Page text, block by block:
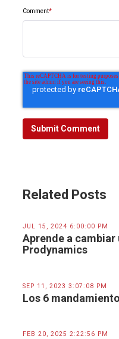
Comment*
Related Posts
JUL 15, 2024 6:00:00 PM
Aprende a cambiar
Prodynamics
SEP 11, 2023 3:07:08 PM
Los 6
FEB 20, 2025 2:22:56 PM